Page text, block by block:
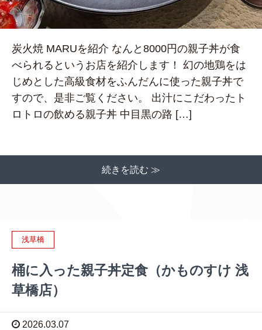
炭火焼 MARUを紹介 なんと8000円の親子丼が食
べられるというお店を紹介します！ 幻の地鶏をは
じめとした高級食材をふんだんに使った親子丼で
すので、是非ご覧ください。 出汁にこだわったト
ロトロの飲める親子丼 中目黒の路 […]
続きを読む ≫
浅草橋
桶に入った親子丼定食（かものすけ 浅
草橋店）
2026.03.07